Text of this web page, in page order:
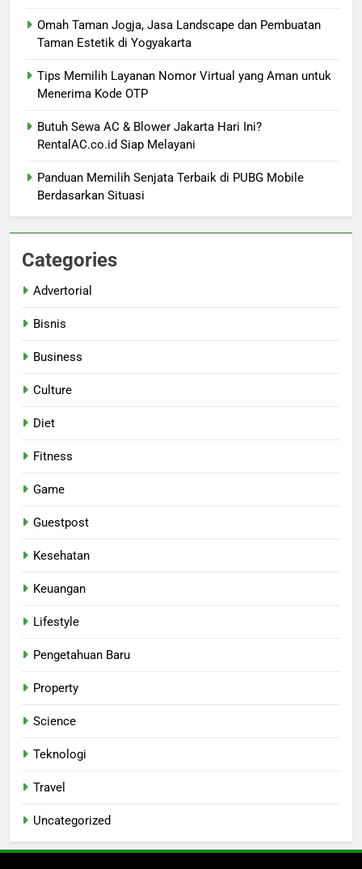
Omah Taman Jogja, Jasa Landscape dan Pembuatan
Taman Estetik di Yogyakarta
Tips Memilih Layanan Nomor Virtual yang Aman untuk
Menerima Kode OTP
Butuh Sewa AC & Blower Jakarta Hari Ini?
RentalAC.co.id Siap Melayani
Panduan Memilih Senjata Terbaik di PUBG Mobile
Berdasarkan Situasi
Categories
Advertorial
Bisnis
Business
Culture
Diet
Fitness
Game
Guestpost
Kesehatan
Keuangan
Lifestyle
Pengetahuan Baru
Property
Science
Teknologi
Travel
Uncategorized